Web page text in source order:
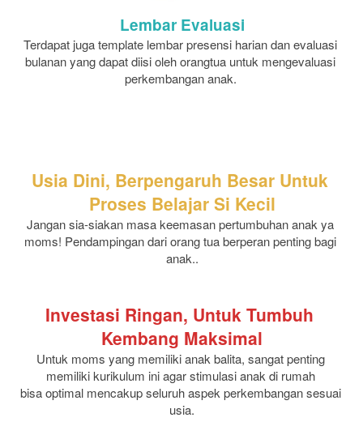
Lembar Evaluasi
Terdapat juga template lembar presensi harian dan evaluasi
bulanan yang dapat diisi oleh orangtua untuk mengevaluasi
perkembangan anak.
Usia Dini, Berpengaruh Besar Untuk
Proses Belajar Si Kecil​
Jangan sia-siakan masa keemasan pertumbuhan anak ya
moms! Pendampingan dari orang tua berperan penting bagi
anak..
Investasi Ringan, Untuk Tumbuh
Kembang Maksimal
Untuk moms yang memiliki anak balita, sangat penting
memiliki kurikulum ini agar stimulasi anak di rumah
bisa optimal mencakup seluruh aspek perkembangan sesuai
usia.